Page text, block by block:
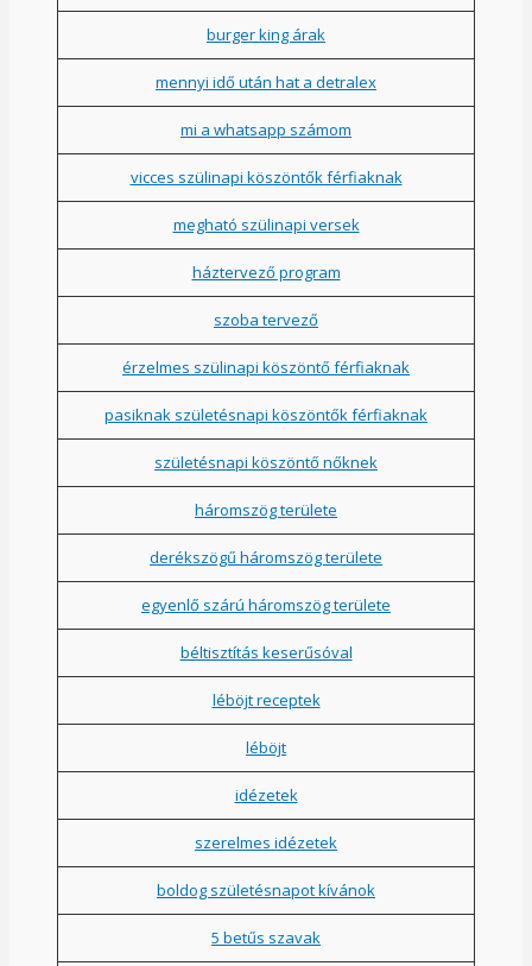
burger king árak
mennyi idő után hat a detralex
mi a whatsapp számom
vicces szülinapi köszöntők férfiaknak
megható szülinapi versek
háztervező program
szoba tervező
érzelmes szülinapi köszöntő férfiaknak
pasiknak születésnapi köszöntők férfiaknak
születésnapi köszöntő nőknek
háromszög területe
derékszögű háromszög területe
egyenlő szárú háromszög területe
béltisztítás keserűsóval
léböjt receptek
léböjt
idézetek
szerelmes idézetek
boldog születésnapot kívánok
5 betűs szavak